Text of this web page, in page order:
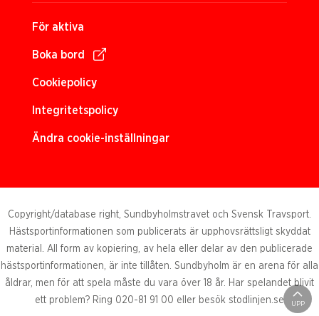
För aktiva
Boka bord
Cookiepolicy
Integritetspolicy
Ändra cookie-inställningar
UPP
Copyright/database right, Sundbyholmstravet och Svensk Travsport.
Hästsportinformationen som publicerats är upphovsrättsligt skyddat
material. All form av kopiering, av hela eller delar av den publicerade
hästsportinformationen, är inte tillåten. Sundbyholm är en arena för alla
åldrar, men för att spela måste du vara över 18 år. Har spelandet blivit
ett problem? Ring 020-81 91 00 eller besök stodlinjen.se